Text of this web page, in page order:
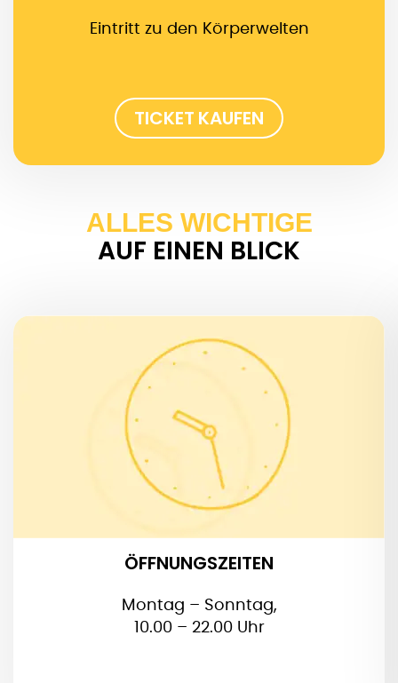
Eintritt zu den Körperwelten
TICKET KAUFEN
ALLES WICHTIGE
AUF EINEN BLICK
ÖFFNUNGSZEITEN
Montag – Sonntag,
10.00 – 22.00 Uhr
ÖFFNUNGSZEITEN
Letzter Einlass 1 Stunde vor Schließung
24., 25., 26. Dezmeber: 10.00 – 18.00 Uhr
31. Dezember: 10.00 – 17.00 Uhr
1. Januar: 12.00 – 20.00 Uhr